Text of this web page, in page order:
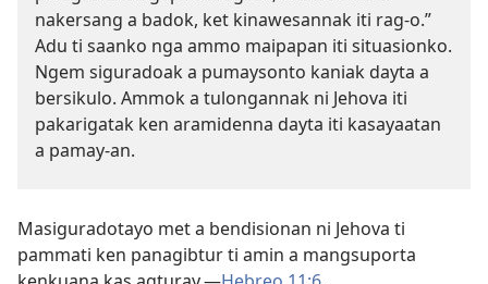
nakersang a badok, ket kinawesannak iti rag-o.”
Adu ti saanko nga ammo maipapan iti situasionko.
Ngem siguradoak a pumaysonto kaniak dayta a
bersikulo. Ammok a tulongannak ni Jehova iti
pakarigatak ken aramidenna dayta iti kasayaatan
a pamay-an.
Masiguradotayo met a bendisionan ni Jehova ti
pammati ken panagibtur ti amin a mangsuporta